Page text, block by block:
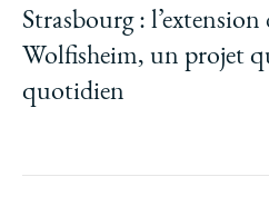
Strasbourg :
Wolfisheim, un projet
quotidien